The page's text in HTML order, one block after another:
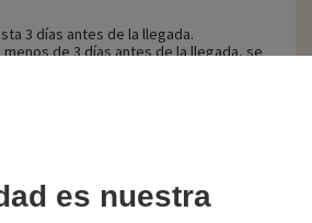
3 días antes de la llegada.
de 3 días antes de la llegada, se
un seguro de anulación con su
Suscríbase en el momento de la reserva
por teléfono.
es nuestra